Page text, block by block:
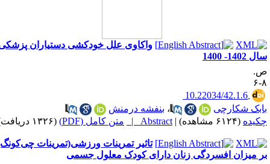
واکاوی علل خودکشی دستیاران پزشکی
1402- 1400
‎ 10.22034/42.1.6
شکارچی
،بنفشه درمنش
(۶۱۲۴ مشاهده) |
Abstract | متن کامل (PDF) (۱۳۲۶ دریافت)
تاثیر تمرینات ورزشی(تمرینات چی‌کونگ)
میزان افسردگی زنان دارای کودک معلول جسمی